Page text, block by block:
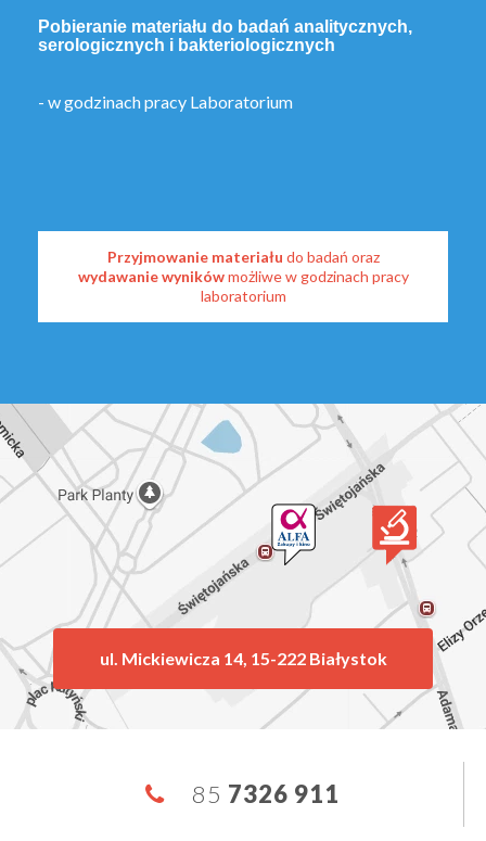
Pobieranie materiału do badań analitycznych,
serologicznych i bakteriologicznych
- w godzinach pracy Laboratorium
Przyjmowanie materiału do badań oraz
wydawanie wynikówmożliwe w godzinach pracy
laboratorium
ul. Mickiewicza 14, 15-222 Białystok
85 7326 911